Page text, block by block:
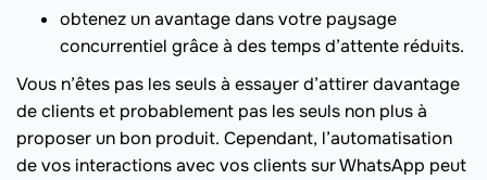
obtenez un avantage dans votre paysage
concurrentiel grâce à des temps d’attente réduits.
Vous n’êtes pas les seuls à essayer d’attirer davantage
de clients et probablement pas les seuls non plus à
proposer un bon produit. Cependant, l’automatisation
de vos interactions avec vos clients sur WhatsApp peut